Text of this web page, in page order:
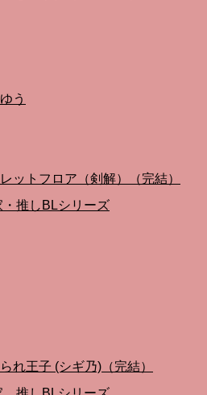
う
ットフロア（剣解）（完結）
・推しBLシリーズ
れ王子 (シギ乃)（完結）